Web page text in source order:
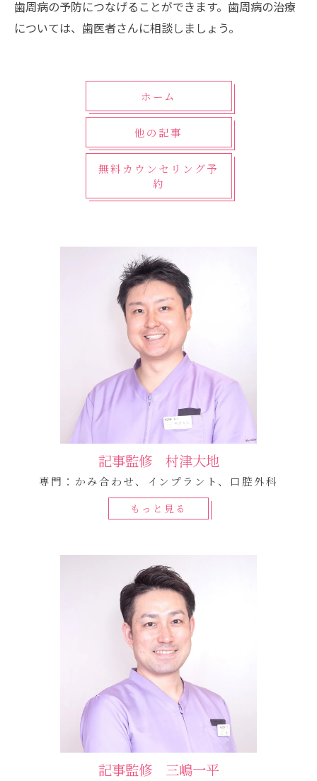
歯周病の予防につなげることができます。歯周病の治療
については、歯医者さんに相談しましょう。
ホーム
他の記事
無料カウンセリング予
約
記事監修 村津大地
専門：かみ合わせ、インプラント、口腔外科
もっと見る
記事監修 三嶋一平